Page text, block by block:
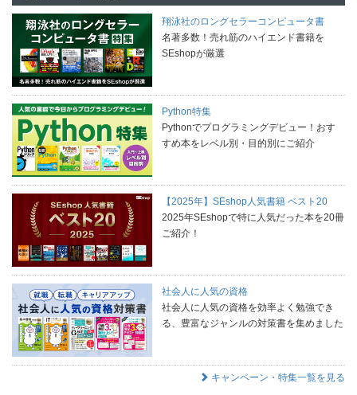
翔泳社のロングセラーコンピュータ書
名著多数！売れ筋のハイエンド書籍を
SEshopが厳選
Python特集
Pythonでプログラミングデビュー！おす
すめ本をレベル別・目的別にご紹介
【2025年】SEshop人気書籍 ベスト20
2025年SEshopで特に人気だった本を20冊
ご紹介！
社会人に人気の資格
社会人に人気の資格を効率よく勉強でき
る、豊富なジャンルの対策書を集めました
キャンペーン・特集一覧を見る